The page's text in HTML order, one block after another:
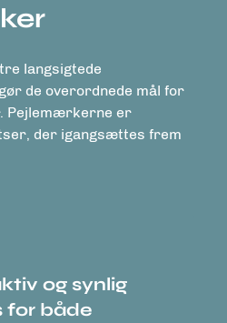
langsigtede
de overordnede mål for
Pejlemærkerne er
der igangsættes frem
og synlig
for både